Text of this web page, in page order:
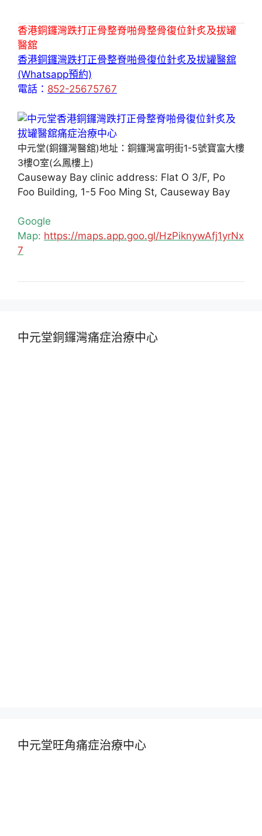
香港銅鑼灣跌打正骨整脊啪骨整骨復位針炙及拔罐
醫舘
香港銅鑼灣跌打正骨整脊啪骨復位針炙及拔罐醫舘
(Whatsapp預約)
電話： 852-25675767
中元堂(銅鑼灣醫舘)地址：銅鑼灣富明街1-5號寶富大樓
3樓O室(么鳳樓上)
Causeway Bay clinic address: Flat O 3/F, Po
Foo Building, 1-5 Foo Ming St, Causeway Bay
Google
Map: https://maps.app.goo.gl/HzPiknywAfj1yrNx
7
中元堂銅鑼灣痛症治療中心
中元堂旺角痛症治療中心